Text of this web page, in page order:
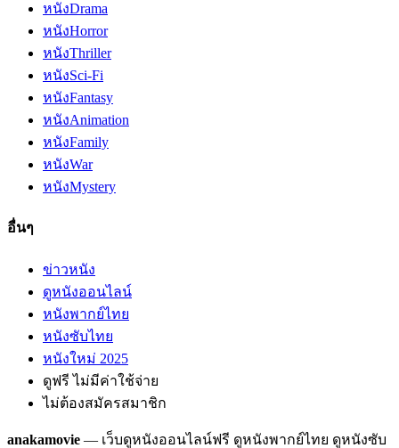
หนังDrama
หนังHorror
หนังThriller
หนังSci-Fi
หนังFantasy
หนังAnimation
หนังFamily
หนังWar
หนังMystery
อื่นๆ
ข่าวหนัง
ดูหนังออนไลน์
หนังพากย์ไทย
หนังซับไทย
หนังใหม่ 2025
ดูฟรี ไม่มีค่าใช้จ่าย
ไม่ต้องสมัครสมาชิก
anakamovie — เว็บดูหนังออนไลน์ฟรี ดูหนังพากย์ไทย ดูหนังซับ